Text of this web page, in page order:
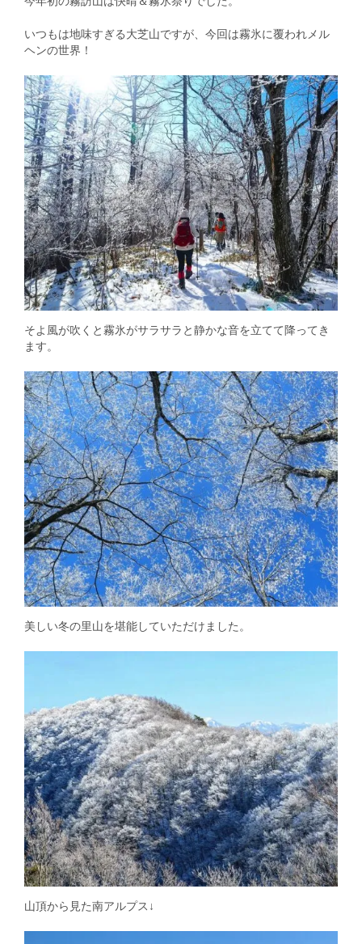
いつもは地味すぎる大芝山ですが、今回は霧氷に覆われメル
ヘンの世界！
そよ風が吹くと霧氷がサラサラと静かな音を立てて降ってき
ます。
美しい冬の里山を堪能していただけました。
山頂から見た南アルプス↓